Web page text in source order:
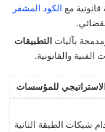
مع الكود المشفر
بآليات التطبيقات
والقانونية.
للمؤسسات
شبكات الطبقة الثانية